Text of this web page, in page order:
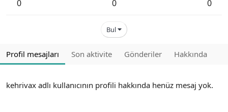
0 0 0
Bul
Profil mesajları Son aktivite Gönderiler Hakkında
kehrivax adlı kullanıcının profili hakkında henüz mesaj yok.